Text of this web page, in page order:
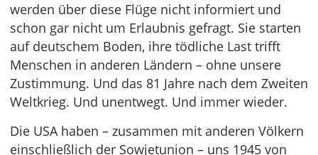
werden über diese Flüge nicht informiert und
schon gar nicht um Erlaubnis gefragt. Sie starten
auf deutschem Boden, ihre tödliche Last trifft
Menschen in anderen Ländern – ohne unsere
Zustimmung. Und das 81 Jahre nach dem Zweiten
Weltkrieg. Und unentwegt. Und immer wieder.
Die USA haben – zusammen mit anderen Völkern
einschließlich der Sowjetunion – uns 1945 von